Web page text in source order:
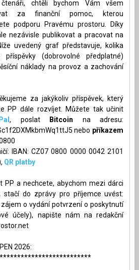
čtenáři, chtěli bychom Vám všem
za finanční pomoc, kterou
podporu Pravému prostoru. Díky
nezávisle publikovat a pracovat na
uvedený graf představuje, kolika
(dobrovolné předplatné)
náklady na provoz a zachování
za jakýkoliv příspěvek, který
PP dále rozvíjet. Můžete tak učinit
, poslat Bitcoin na adresu:
nebo příkazem
IBAN: CZ07 0800 0000 0042 2101
QR platby
PP a nechcete, abychom mezi dárci
stačí do zprávy pro příjemce uvést:
o vydání potvrzení o poskytnutí
účely), napište nám na redakční
2026: